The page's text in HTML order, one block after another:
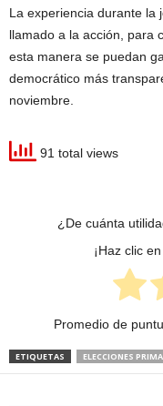
La experiencia durante la
llamado a la acción, para
esta manera se puedan
democrático más
noviembre.
91 total views
¿De cuánta
¡Haz clic
Promedio de
ETIQUETAS ELECCIONES